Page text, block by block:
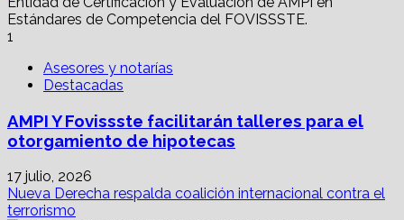
1
Asesores y notarías
Destacadas
AMPI Y Fovissste facilitarán talleres para el
otorgamiento de hipotecas
17 julio, 2026
Nueva Derecha respalda coalición internacional contra el
terrorismo